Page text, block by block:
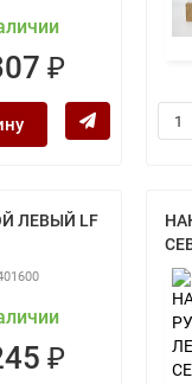
₽
ЛЕВЫЙ LF
₽